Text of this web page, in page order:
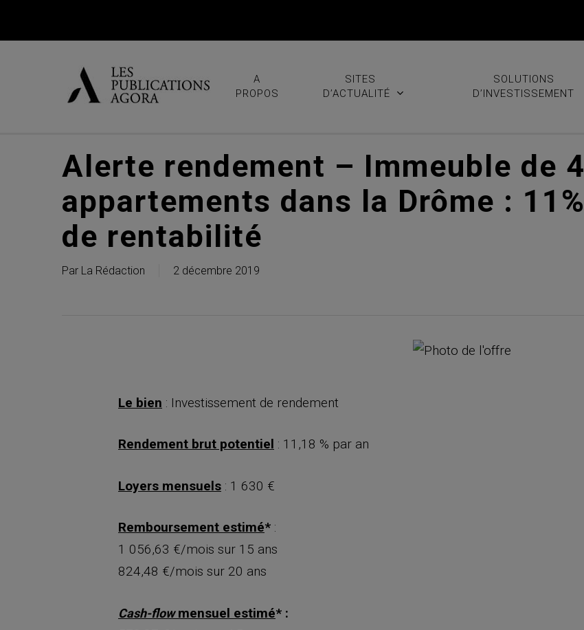
A
PROPOS
SITES
D’ACTUALITÉ
SOLUTIONS
D’INVESTISSEMENT
Alerte rendement – Immeuble de 4
appartements dans la Drôme : 11%
de rentabilité
Par La Rédaction 2 décembre 2019
Le bien : Investissement de rendement
Rendement brut potentiel : 11,18 % par an
Loyers mensuels : 1 630 €
Remboursement estimé* :
1 056,63 €/mois sur 15 ans
824,48 €/mois sur 20 ans
Cash-flowmensuel estimé* :